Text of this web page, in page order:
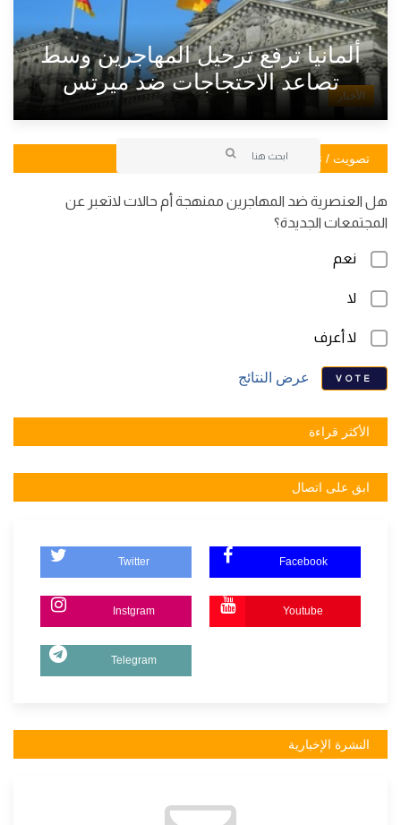
الأخبار
ألمانيا ترفع ترحيل المهاجرين وسط
تصاعد الاحتجاجات ضد ميرتس
تصويت / تصويت
هل العنصرية ضد المهاجرين ممنهجة أم حالات لاتعبر عن
المجتمعات الجديدة؟
نعم
لا
لا أعرف
VOTE عرض النتائج
الأكثر قراءة
ابق على اتصال
Twitter Facebook
Instgram Youtube
Telegram
النشرة الإخبارية